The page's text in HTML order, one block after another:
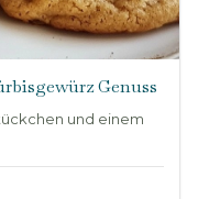
Genuss
und einem